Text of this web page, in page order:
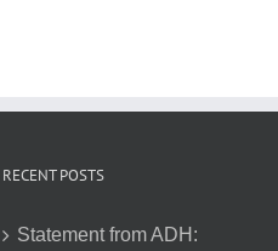
RECENT POSTS
Statement from ADH: